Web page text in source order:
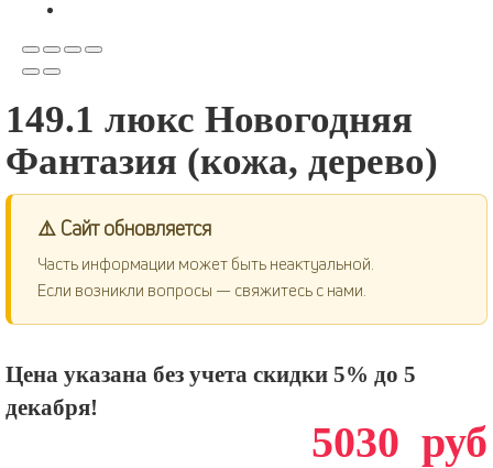
149.1 люкс Новогодняя
Фантазия (кожа, дерево)
⚠️ Сайт обновляется
Часть информации может быть неактуальной.
Если возникли вопросы — свяжитесь с нами.
Цена указана без учета скидки 5% до 5
декабря!
5030 руб